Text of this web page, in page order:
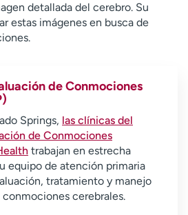
detallada del cerebro. Su
estas imágenes en busca de
de Conmociones
Springs, las clínicas del
de Conmociones
trabajan en estrecha
equipo de atención primaria
tratamiento y manejo
cerebrales.